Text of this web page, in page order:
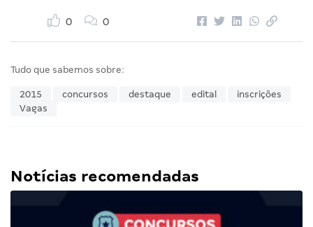
0 0
Tudo que sabemos sobre:
2015 concursos destaque edital
inscrições
Vagas
Notícias recomendadas